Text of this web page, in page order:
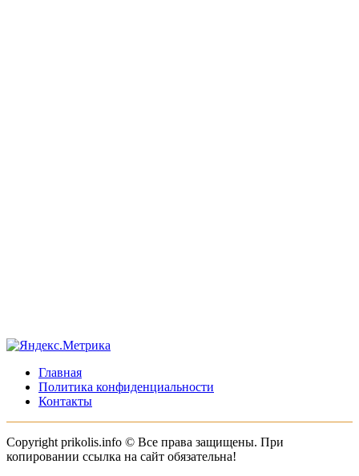
Главная
Политика конфиденциальности
Контакты
Copyright prikolis.info © Все права защищены. При
копировании ссылка на сайт обязательна!